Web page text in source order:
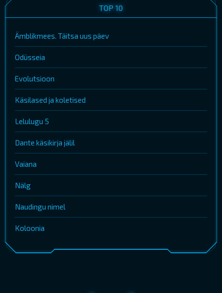
TOP 10
Ämblikmees. Täitsa uus päev
Odüsseia
Evolutsioon
Käsilased ja koletised
Lelulugu 5
Dante käsikirja jälil
Vaiana
Nälg
Naudingu nimel
Koloonia